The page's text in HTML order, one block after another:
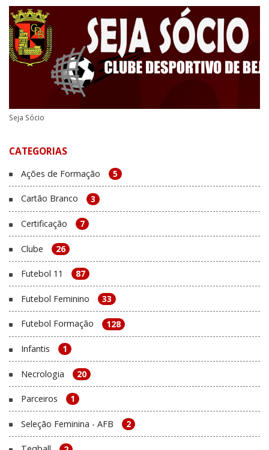
Seja Sócio
CATEGORIAS
Ações de Formação 5
Cartão Branco 3
Certificação 7
Clube 26
Futebol 11 87
Futebol Feminino 33
Futebol Formação 128
Infantis 1
Necrologia 20
Parceiros 1
Seleção Feminina - AFB 2